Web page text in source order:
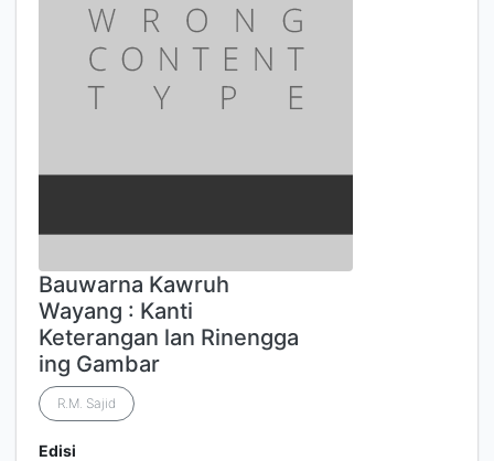
Bauwarna Kawruh
Wayang : Kanti
Keterangan lan Rinengga
ing Gambar
R.M. Sajid
Edisi